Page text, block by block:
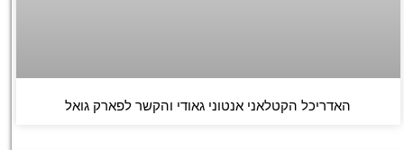
האדריכל הקטלאני אנטוני גאודי והקשר לפארק גואל